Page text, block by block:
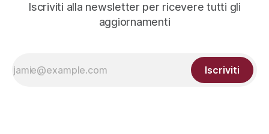
Iscriviti alla newsletter per ricevere tutti gli
aggiornamenti
Iscriviti